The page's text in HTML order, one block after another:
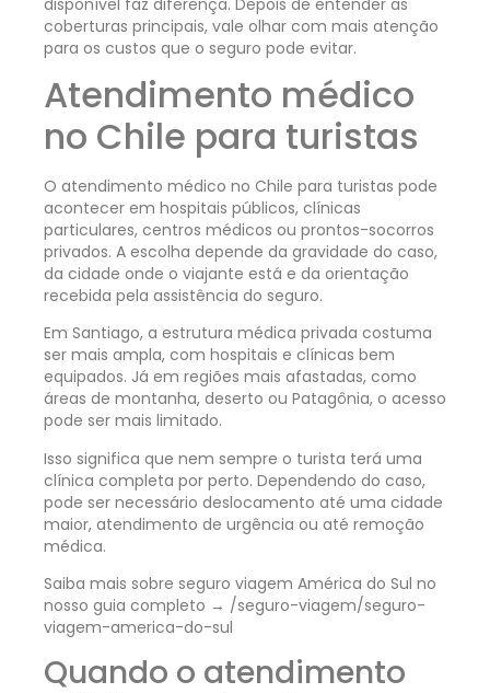
coberturas principais, vale olhar com mais atenção
para os custos que o seguro pode evitar.
Atendimento médico
no Chile para turistas
O atendimento médico no Chile para turistas pode
acontecer em hospitais públicos, clínicas
particulares, centros médicos ou prontos-socorros
privados. A escolha depende da gravidade do caso,
da cidade onde o viajante está e da orientação
recebida pela assistência do seguro.
Em Santiago, a estrutura médica privada costuma
ser mais ampla, com hospitais e clínicas bem
equipados. Já em regiões mais afastadas, como
áreas de montanha, deserto ou Patagônia, o acesso
pode ser mais limitado.
Isso significa que nem sempre o turista terá uma
clínica completa por perto. Dependendo do caso,
pode ser necessário deslocamento até uma cidade
maior, atendimento de urgência ou até remoção
médica.
Saiba mais sobre seguro viagem América do Sul no
nosso guia completo → /seguro-viagem/seguro-
viagem-america-do-sul
Quando o atendimento